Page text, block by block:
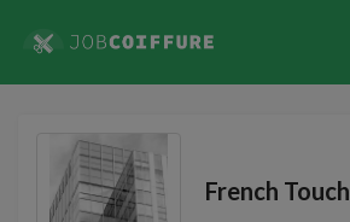
French Touch